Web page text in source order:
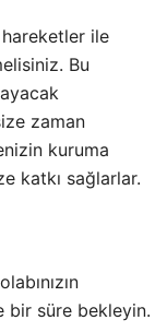
ile
Bu
zaman
kuruma
katkı sağlarlar.
bir süre bekleyin.